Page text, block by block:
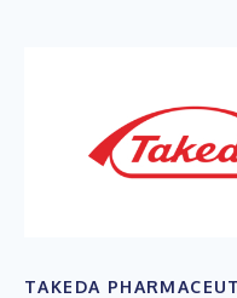
TAKEDA